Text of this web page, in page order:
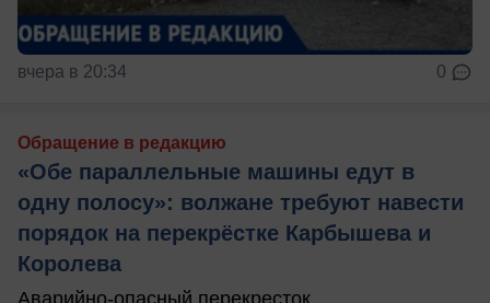
вчера в 20:34 0
Обращение в редакцию
«Обе параллельные машины едут в
одну полосу»: волжане требуют навести
порядок на перекрёстке Карбышева и
Королева
Аварийно-опасный перекресток